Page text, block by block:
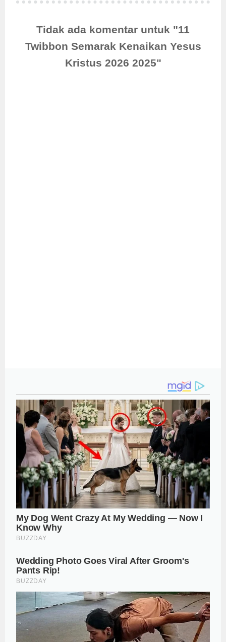
Tidak ada komentar untuk "11
Twibbon Semarak Kenaikan Yesus
Kristus 2026 2025"